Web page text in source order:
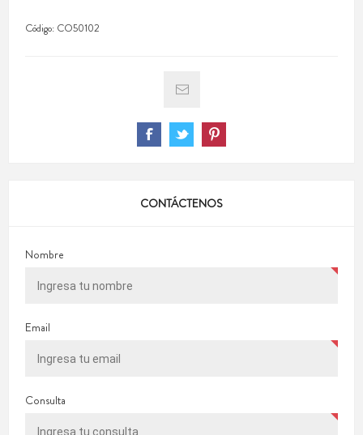
Código: CO50102
CONTÁCTENOS
Nombre
Email
Consulta